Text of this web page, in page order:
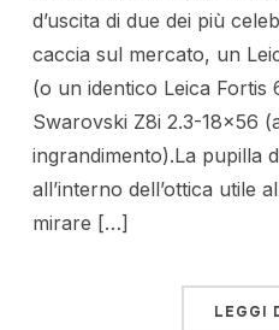
d’uscita di due dei più
caccia sul mercato, un
(o un identico Leica Fortis
Swarovski Z8i 2.3-18×56
ingrandimento).La pupilla
all’interno dell’ottica utile
mirare […]
LEGGI